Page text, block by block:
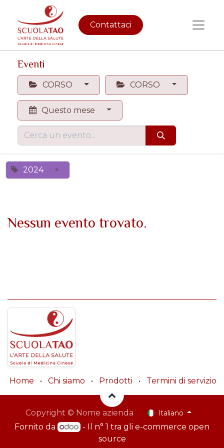
Contattaci
Eventi
CORSO CORSO
Questo mese
2024 ×
Nessun evento trovato.
Home • Chi siamo • Prodotti • Termini di servizio
Copyright © Nome azienda Italiano
Fornito da - Il n° 1 tra glie-commerce open
source